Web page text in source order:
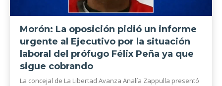
Morón: La oposición pidió un informe
urgente al Ejecutivo por la situación
laboral del prófugo Félix Peña ya que
sigue cobrando
La concejal de La Libertad Avanza Analía Zappulla presentó